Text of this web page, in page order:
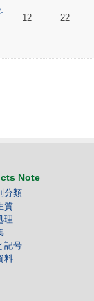
12 22
Note
分類
質
理
記号
料